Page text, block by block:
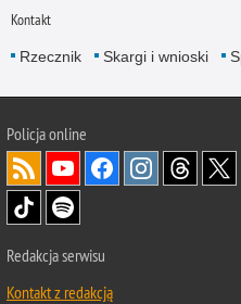
Kontakt
Rzecznik Skargi i wnioski
Policjaonline
Redakcja serwisu
Kontakt z redakcją